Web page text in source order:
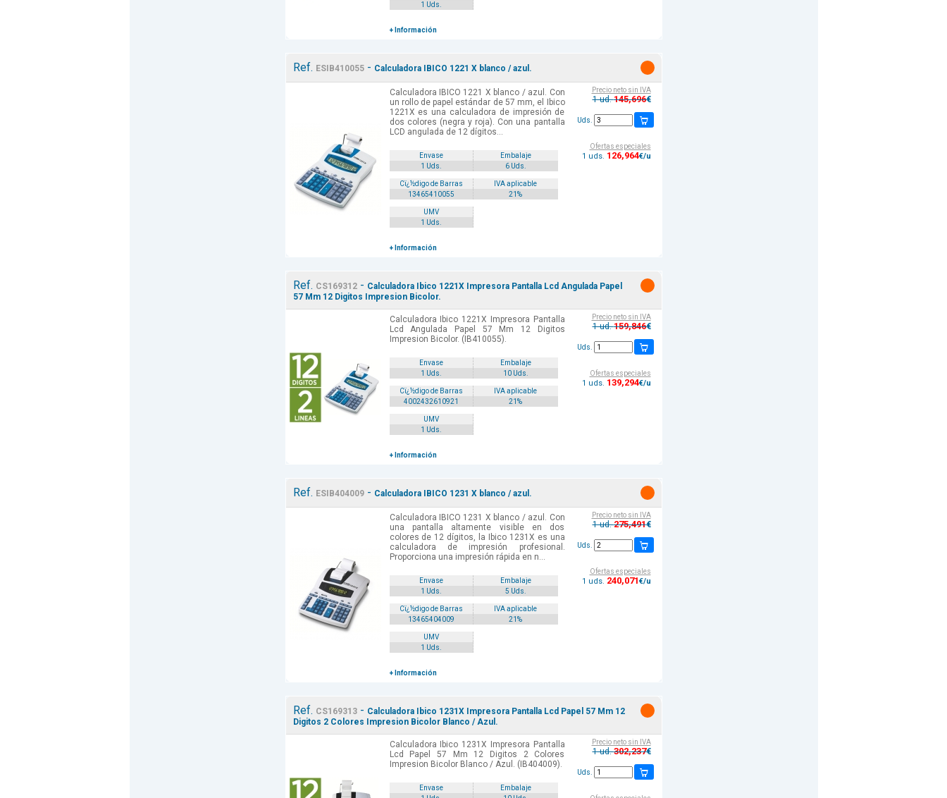
1 Uds.
+ Información
Ref. ESIB410055- Calculadora IBICO 1221 X blanco / azul.
Calculadora IBICO 1221 X blanco / azul. Con
un rollo de papel estándar de 57 mm, el Ibico
1221X es una calculadora de impresión de
dos colores (negra y roja). Con una pantalla
LCD angulada de 12 dígitos...
Envase
Embalaje
1 Uds.
6 Uds.
Cï¿½digo de Barras
IVA aplicable
13465410055
21%
UMV
1 Uds.
+ Información
Precio neto sin IVA
1 ud.145,696€
Uds.
Ofertas especiales
1 uds. 126,964€/u
Ref. CS169312- Calculadora Ibico 1221X Impresora Pantalla Lcd Angulada Papel
57 Mm 12 Digitos Impresion Bicolor.
Calculadora Ibico 1221X Impresora Pantalla
Lcd Angulada Papel 57 Mm 12 Digitos
Impresion Bicolor. (IB410055).
Envase
Embalaje
1 Uds.
10 Uds.
Cï¿½digo de Barras
IVA aplicable
4002432610921
21%
UMV
1 Uds.
+ Información
Precio neto sin IVA
1 ud.159,846€
Uds.
Ofertas especiales
1 uds. 139,294€/u
Ref. ESIB404009- Calculadora IBICO 1231 X blanco / azul.
Calculadora IBICO 1231 X blanco / azul. Con
una pantalla altamente visible en dos
colores de 12 dígitos, la Ibico 1231X es una
calculadora de impresión profesional.
Proporciona una impresión rápida en n...
Envase
Embalaje
1 Uds.
5 Uds.
Cï¿½digo de Barras
IVA aplicable
13465404009
21%
UMV
1 Uds.
+ Información
Precio neto sin IVA
1 ud.275,491€
Uds.
Ofertas especiales
1 uds. 240,071€/u
Ref. CS169313- Calculadora Ibico 1231X Impresora Pantalla Lcd Papel 57 Mm 12
Digitos 2 Colores Impresion Bicolor Blanco / Azul.
Calculadora Ibico 1231X Impresora Pantalla
Lcd Papel 57 Mm 12 Digitos 2 Colores
Impresion Bicolor Blanco / Azul. (IB404009).
Envase
Embalaje
Precio neto sin IVA
1 ud.302,237€
Uds.